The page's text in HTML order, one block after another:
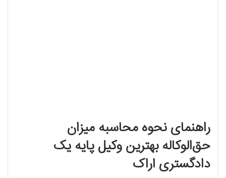
راهنمای نحوه محاسبه میزان
حق‌الوکاله بهترین وکیل پایه یک
دادگستری اراک